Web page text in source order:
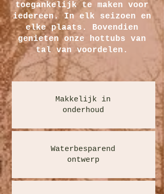
toegankelijk te maken voor
iedereen. In elk seizoen en
elke plaats. Bovendien
genieten onze hottubs van
tal van voordelen.
Makkelijk in
onderhoud
Waterbesparend
ontwerp